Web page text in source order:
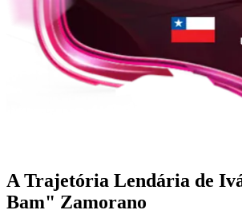
A Trajetória Lendária de
Bam" Zamorano